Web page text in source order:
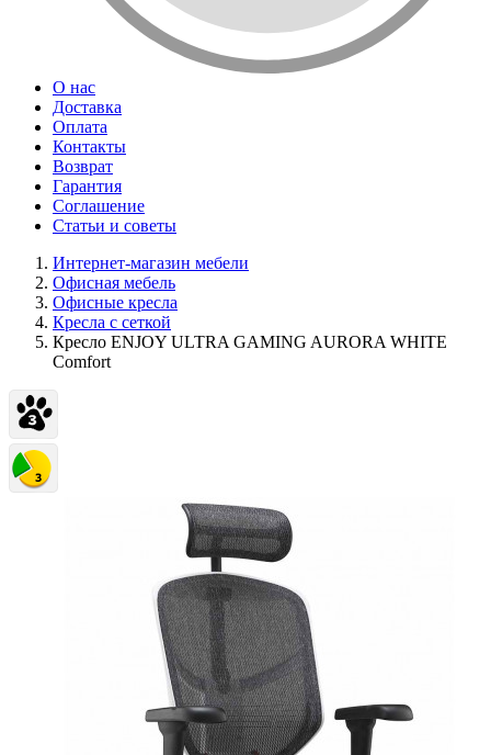
О нас
Доставка
Оплата
Контакты
Возврат
Гарантия
Соглашение
Статьи и советы
Интернет-магазин мебели
Офисная мебель
Офисные кресла
Кресла с сеткой
Кресло ENJOY ULTRA GAMING AURORA WHITE
Comfort